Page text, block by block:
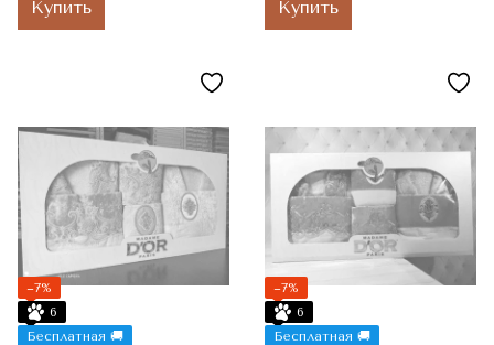
Pudra Пудра, S/M/L/XL
Купить
Krem Кремовый
Купить
−7%
6
Бесплатная 🚚
−7%
6
Бесплатная 🚚